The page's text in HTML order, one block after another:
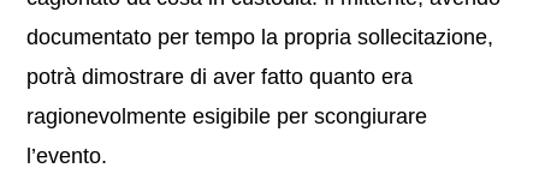
documentato per tempo la propria sollecitazione,
potrà dimostrare di aver fatto quanto era
ragionevolmente esigibile per scongiurare
l’evento.